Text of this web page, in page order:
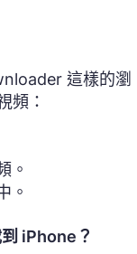
這樣的瀏
頻：
。
。
iPhone？